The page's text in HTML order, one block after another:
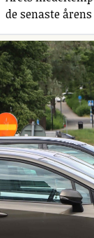
de senaste